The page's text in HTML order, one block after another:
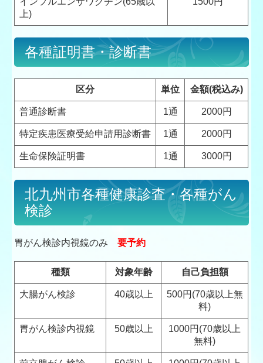
上)
各種証明書・診断書
区分 単位 金額(税込み)
普通診断書 1通 2000円
特定疾患医療受給申請用診断書 1通 2000円
生命保険証明書 1通 3000円
北九州市各種健康診査・各種がん
検診
胃がん検診内視鏡のみ要予約
種類 対象年齢 自己負担額
大腸がん検診 40歳以上
500円(70歳以上無
料)
胃がん検診内視鏡 50歳以上
1000円(70歳以上
無料)